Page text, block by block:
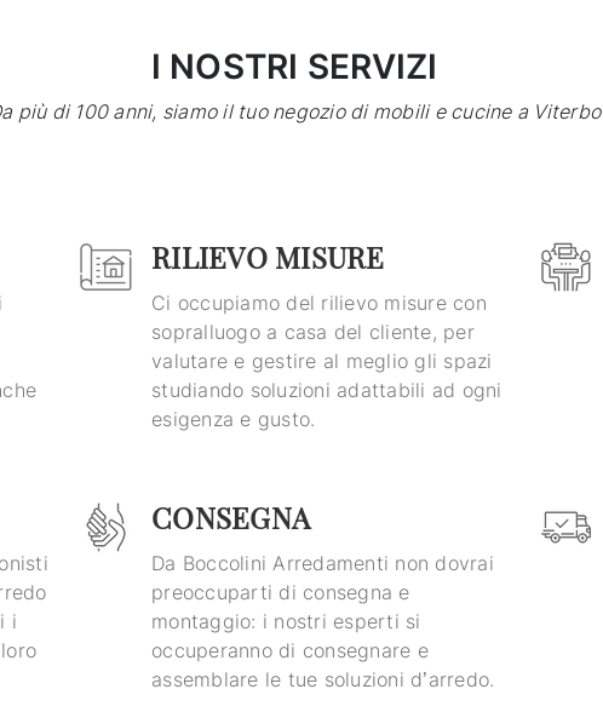
I NOSTRI SERVIZI
più di 100 anni, siamo il tuo negozio di mobili e cucine a Viterbo
RILIEVO MISURE
Ci occupiamo del rilievo misure con
sopralluogo a casa del cliente, per
valutare e gestire al meglio gli spazi
studiando soluzioni adattabili ad ogni
esigenza e gusto.
i
CONSEGNA
Da Boccolini Arredamenti non dovrai
preoccuparti di consegna e
montaggio: i nostri esperti si
occuperanno di consegnare e
assemblare le tue soluzioni d’arredo.